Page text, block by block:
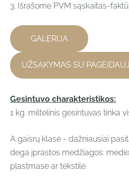
3. Išrašome PVM sąskaitas-
GALERIJA
UŽSAKYMAS SU
Gesintuvo charakteristikos:
1 kg. miltelinis gesintuvas tinka
A gaisrų klasė - dažniausiai
dega įprastos medžiagos:
plastmasė ar tekstilė.